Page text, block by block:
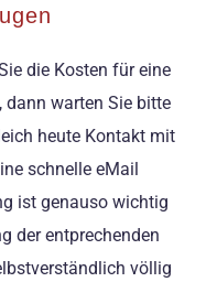
die Kosten für eine
dann warten Sie bitte
heute Kontakt mit
schnelle eMail
ist genauso wichtig
der entprechenden
völlig